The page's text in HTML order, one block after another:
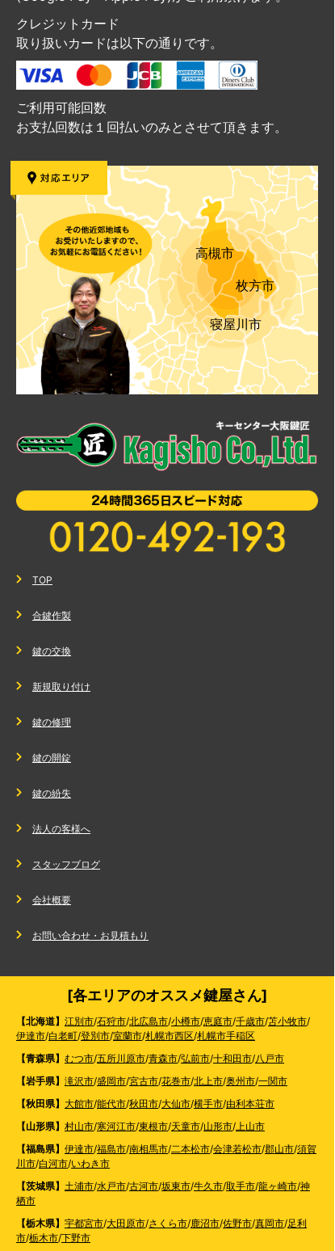
クレジットカード
取り扱いカードは以下の通りです。
ご利用可能回数
お支払回数は１回払いのみとさせて頂きます。
高槻市
枚方市
寝屋川市
TOP
合鍵作製
鍵の交換
新規取り付け
鍵の修理
鍵の開錠
鍵の紛失
法人の客様へ
スタッフブログ
会社概要
お問い合わせ・お見積もり
[各エリアのオススメ鍵屋さん]
【北海道】 江別市/石狩市/北広島市/小樽市/恵庭市/千歳市/苫小牧市/
伊達市/白老町/登別市/室蘭市/札幌市西区/札幌市手稲区
【青森県】 むつ市/五所川原市/青森市/弘前市/十和田市/八戸市
【岩手県】 滝沢市/盛岡市/宮古市/花巻市/北上市/奥州市/一関市
【秋田県】 大館市/能代市/秋田市/大仙市/横手市/由利本荘市
【山形県】 村山市/寒河江市/東根市/天童市/山形市/上山市
【福島県】 伊達市/福島市/南相馬市/二本松市/会津若松市/郡山市/須賀
川市/白河市/いわき市
【茨城県】 土浦市/水戸市/古河市/坂東市/牛久市/取手市/龍ヶ崎市/神
栖市
【栃木県】 宇都宮市/大田原市/さくら市/鹿沼市/佐野市/真岡市/足利
市/栃木市/下野市